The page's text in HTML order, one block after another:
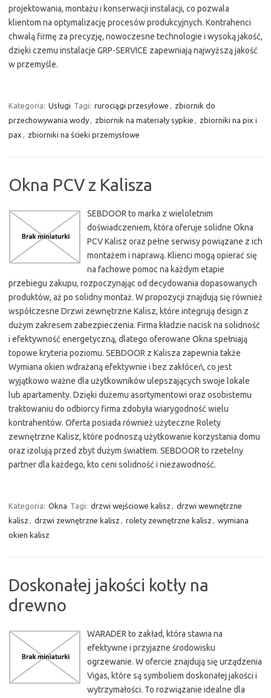
projektowania, montażu i konserwacji instalacji, co pozwala
klientom na optymalizację procesów produkcyjnych. Kontrahenci
chwalą firmę za precyzję, nowoczesne technologie i wysoką jakość,
dzięki czemu instalacje GRP-SERVICE zapewniają najwyższą jakość
w przemyśle.
Kategoria: Usługi Tagi: rurociągi przesyłowe , zbiornik do
przechowywania wody, zbiornik na materiały sypkie , zbiorniki na pix i
pax , zbiorniki na ścieki przemysłowe
Okna PCV z Kalisza
SEBDOOR to marka z wieloletnim
doświadczeniem, która oferuje solidne Okna
PCV Kalisz oraz pełne serwisy powiązane z ich
montażem i naprawą. Klienci mogą opierać się
na fachowe pomoc na każdym etapie
przebiegu zakupu, rozpoczynając od decydowania dopasowanych
produktów, aż po solidny montaż. W propozycji znajdują się również
współczesne Drzwi zewnętrzne Kalisz, które integrują design z
dużym zakresem zabezpieczenia. Firma kładzie nacisk na solidność
i efektywność energetyczną, dlatego oferowane Okna spełniają
topowe kryteria poziomu. SEBDOOR z Kalisza zapewnia także
Wymiana okien wdrażaną efektywnie i bez zakłóceń, co jest
wyjątkowo ważne dla użytkowników ulepszających swoje lokale
lub apartamenty. Dzięki dużemu asortymentowi oraz osobistemu
traktowaniu do odbiorcy firma zdobyła wiarygodność wielu
kontrahentów. Oferta posiada również użyteczne Rolety
zewnętrzne Kalisz, które podnoszą użytkowanie korzystania domu
oraz izolują przed zbyt dużym światłem. SEBDOOR to rzetelny
partner dla każdego, kto ceni solidność i niezawodność.
Kategoria: Okna Tagi: drzwi wejściowe kalisz , drzwi wewnętrzne
kalisz , drzwi zewnętrzne kalisz , rolety zewnętrzne kalisz , wymiana
okien kalisz
Doskonałej jakości kotły na
drewno
WARADER to zakład, która stawia na
efektywne i przyjazne środowisku
ogrzewanie. W ofercie znajdują się urządzenia
Vigas, które są symboliem doskonałej jakości i
wytrzymałości. To rozwiązanie idealne dla